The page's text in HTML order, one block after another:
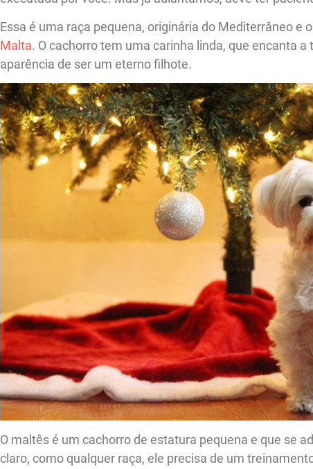
Essa é uma raça pequena, originária do Mediterrâneo e
Malta. O cachorro tem uma carinha linda, que encanta
aparência de ser um eterno filhote.
O maltês é um cachorro de estatura pequena e que se
claro, como qualquer raça, ele precisa de um